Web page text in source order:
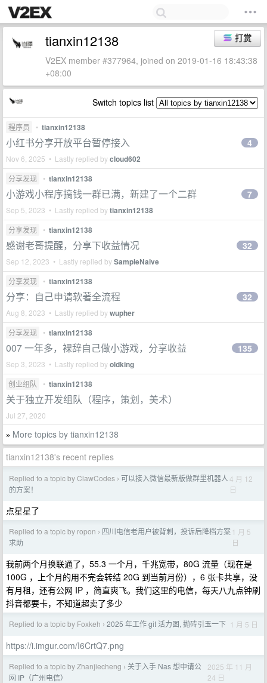
打赏
tianxin12138
V2EX member #377964, joined on 2019-01-16 18:43:38
+08:00
Switch topics list
程序员 • tianxin12138
小红书分享开放平台暂停接入
Nov 6, 2025 • Lastly replied bycloud602
4
分享发现 • tianxin12138
小游戏小程序搞钱一群已满，新建了一个二群
Sep 5, 2023 • Lastly replied bytianxin12138
7
分享发现 • tianxin12138
感谢老哥提醒，分享下收益情况
Sep 12, 2023 • Lastly replied bySampleNaive
32
分享发现 • tianxin12138
分享：自己申请软著全流程
Aug 8, 2023 • Lastly replied bywupher
32
分享发现 • tianxin12138
007 一年多，裸辞自己做小游戏，分享收益
Sep 3, 2023 • Lastly replied byoldking
135
创业组队 • tianxin12138
关于独立开发组队（程序，策划，美术）
Jul 27, 2020
» More topics by tianxin12138
tianxin12138's recent replies
Replied to a topic by ClawCodes › 可以接入微信最新版做群里机器人
的方案！
4 月 12
日
点星星了
Replied to a topic by ropon › 四川电信老用户被背刺，投诉后降档方案
求助
1 月 5
日
我前两个月换联通了，55.3 一个月，千兆宽带，80G 流量（现在是
100G ，上个月的用不完会转结 20G 到当前月份），6 张卡共享，没
有月租，还有公网 IP ，简直爽飞。我们这里的电信，每天八九点钟刷
抖音都要卡，不知道超卖了多少
Replied to a topic by Foxkeh › 2025 年工作 git 活力图, 抛砖引玉一下 1 月 5 日
https://i.imgur.com/I6CrtQ7.png
Replied to a topic by Zhanjiecheng › 关于入手 Nas 想申请公
网 IP（广州电信）
2025 年 11 月
24 日